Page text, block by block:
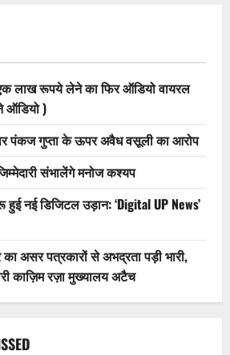
लाख रूपये लेने का फिर ऑडियो वायरल
ऑडियो )
पंकज गुप्ता के ऊपर अवैध वसूली का आरोप
संभालेंगे मनोज कश्यप
नई डिजिटल उड़ान: ‘Digital UP News’
असर पत्रकारों से अभद्रता पड़ी भारी,
काज़िम रज़ा मुख्यालय अटैच